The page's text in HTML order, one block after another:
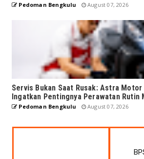
Pedoman Bengkulu August 07, 2026
Servis Bukan Saat Rusak: Astra
Ingatkan Pentingnya Perawatan Rutin
Pedoman Bengkulu August 07, 2026